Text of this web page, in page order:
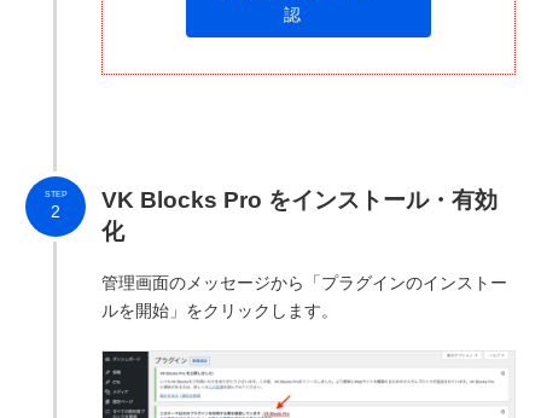
認
VK Blocks Pro をインストール・有効
化
管理画面のメッセージから「プラグインのインストー
ルを開始」をクリックします。
STEP
2